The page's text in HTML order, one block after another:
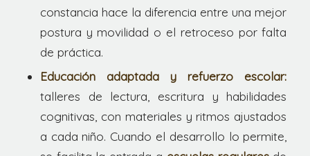
constancia hace la diferencia entre una mejor
postura y movilidad o el retroceso por falta
de práctica.
Educación adaptada y refuerzo escolar:
talleres de lectura, escritura y habilidades
cognitivas, con materiales y ritmos ajustados
a cada niño. Cuando el desarrollo lo permite,